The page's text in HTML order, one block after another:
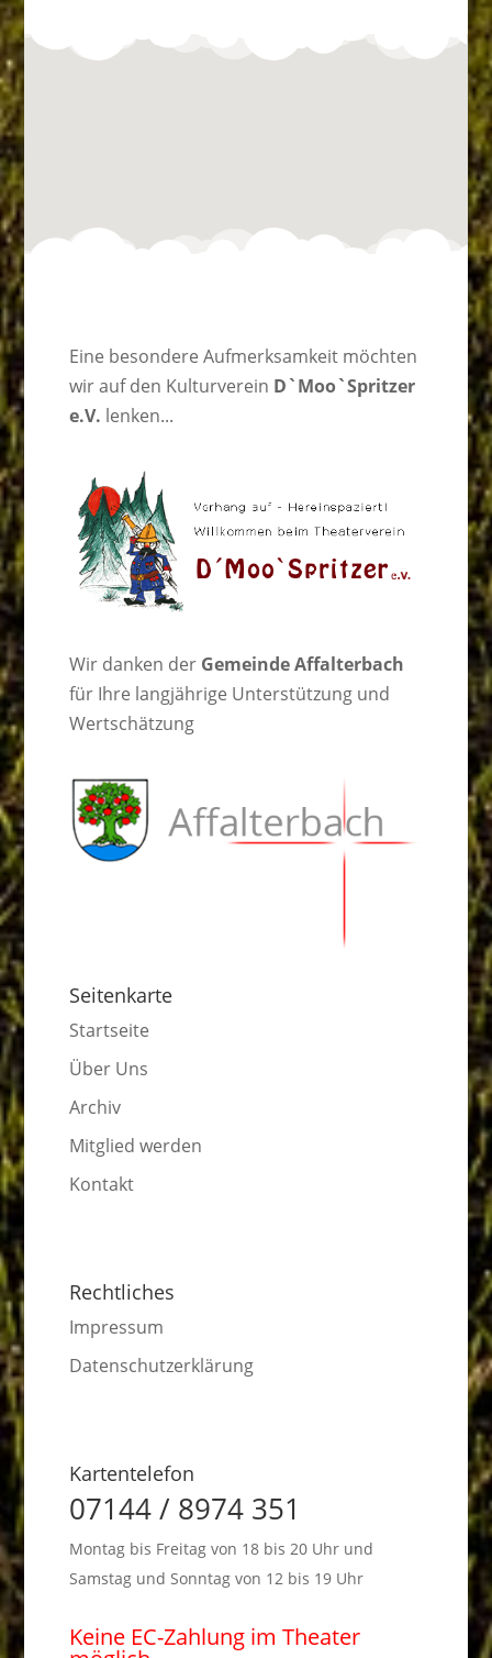
Eine besondere Aufmerksamkeit möchten
wir auf den Kulturverein D`Moo`Spritzer
e.V. lenken...
Wir danken der Gemeinde Affalterbach
für Ihre langjährige Unterstützung und
Wertschätzung
Seitenkarte
Startseite
Über Uns
Archiv
Mitglied werden
Kontakt
Rechtliches
Impressum
Datenschutzerklärung
Kartentelefon
07144 / 8974 351
Montag bis Freitag von 18 bis 20 Uhr und
Samstag und Sonntag von 12 bis 19 Uhr
Keine EC-Zahlung im Theater